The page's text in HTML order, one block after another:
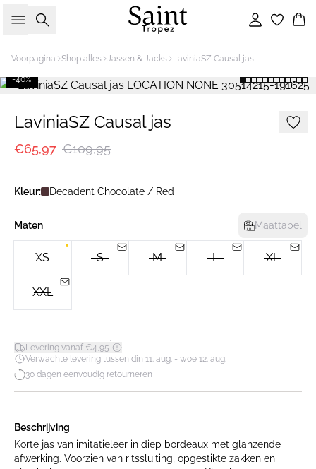
Zoeken Inloggen
Voorpagina Shop alles Jassen & Jacks LaviniaSZ Causal jas
-40%
LaviniaSZ Causal jas
€65,97 €109,95
Kleur: Decadent Chocolate / Red
Maten Maattabel
XS S M L XL
XXL
Levering vanaf €4,95*
Verwachte levering tussen din 11. aug. - woe 12. aug.
30 dagen eenvoudig retourneren
Beschrijving
Korte jas van imitatieleer in diep bordeaux met glanzende
afwerking. Voorzien van ritssluiting, opgestikte zakken en